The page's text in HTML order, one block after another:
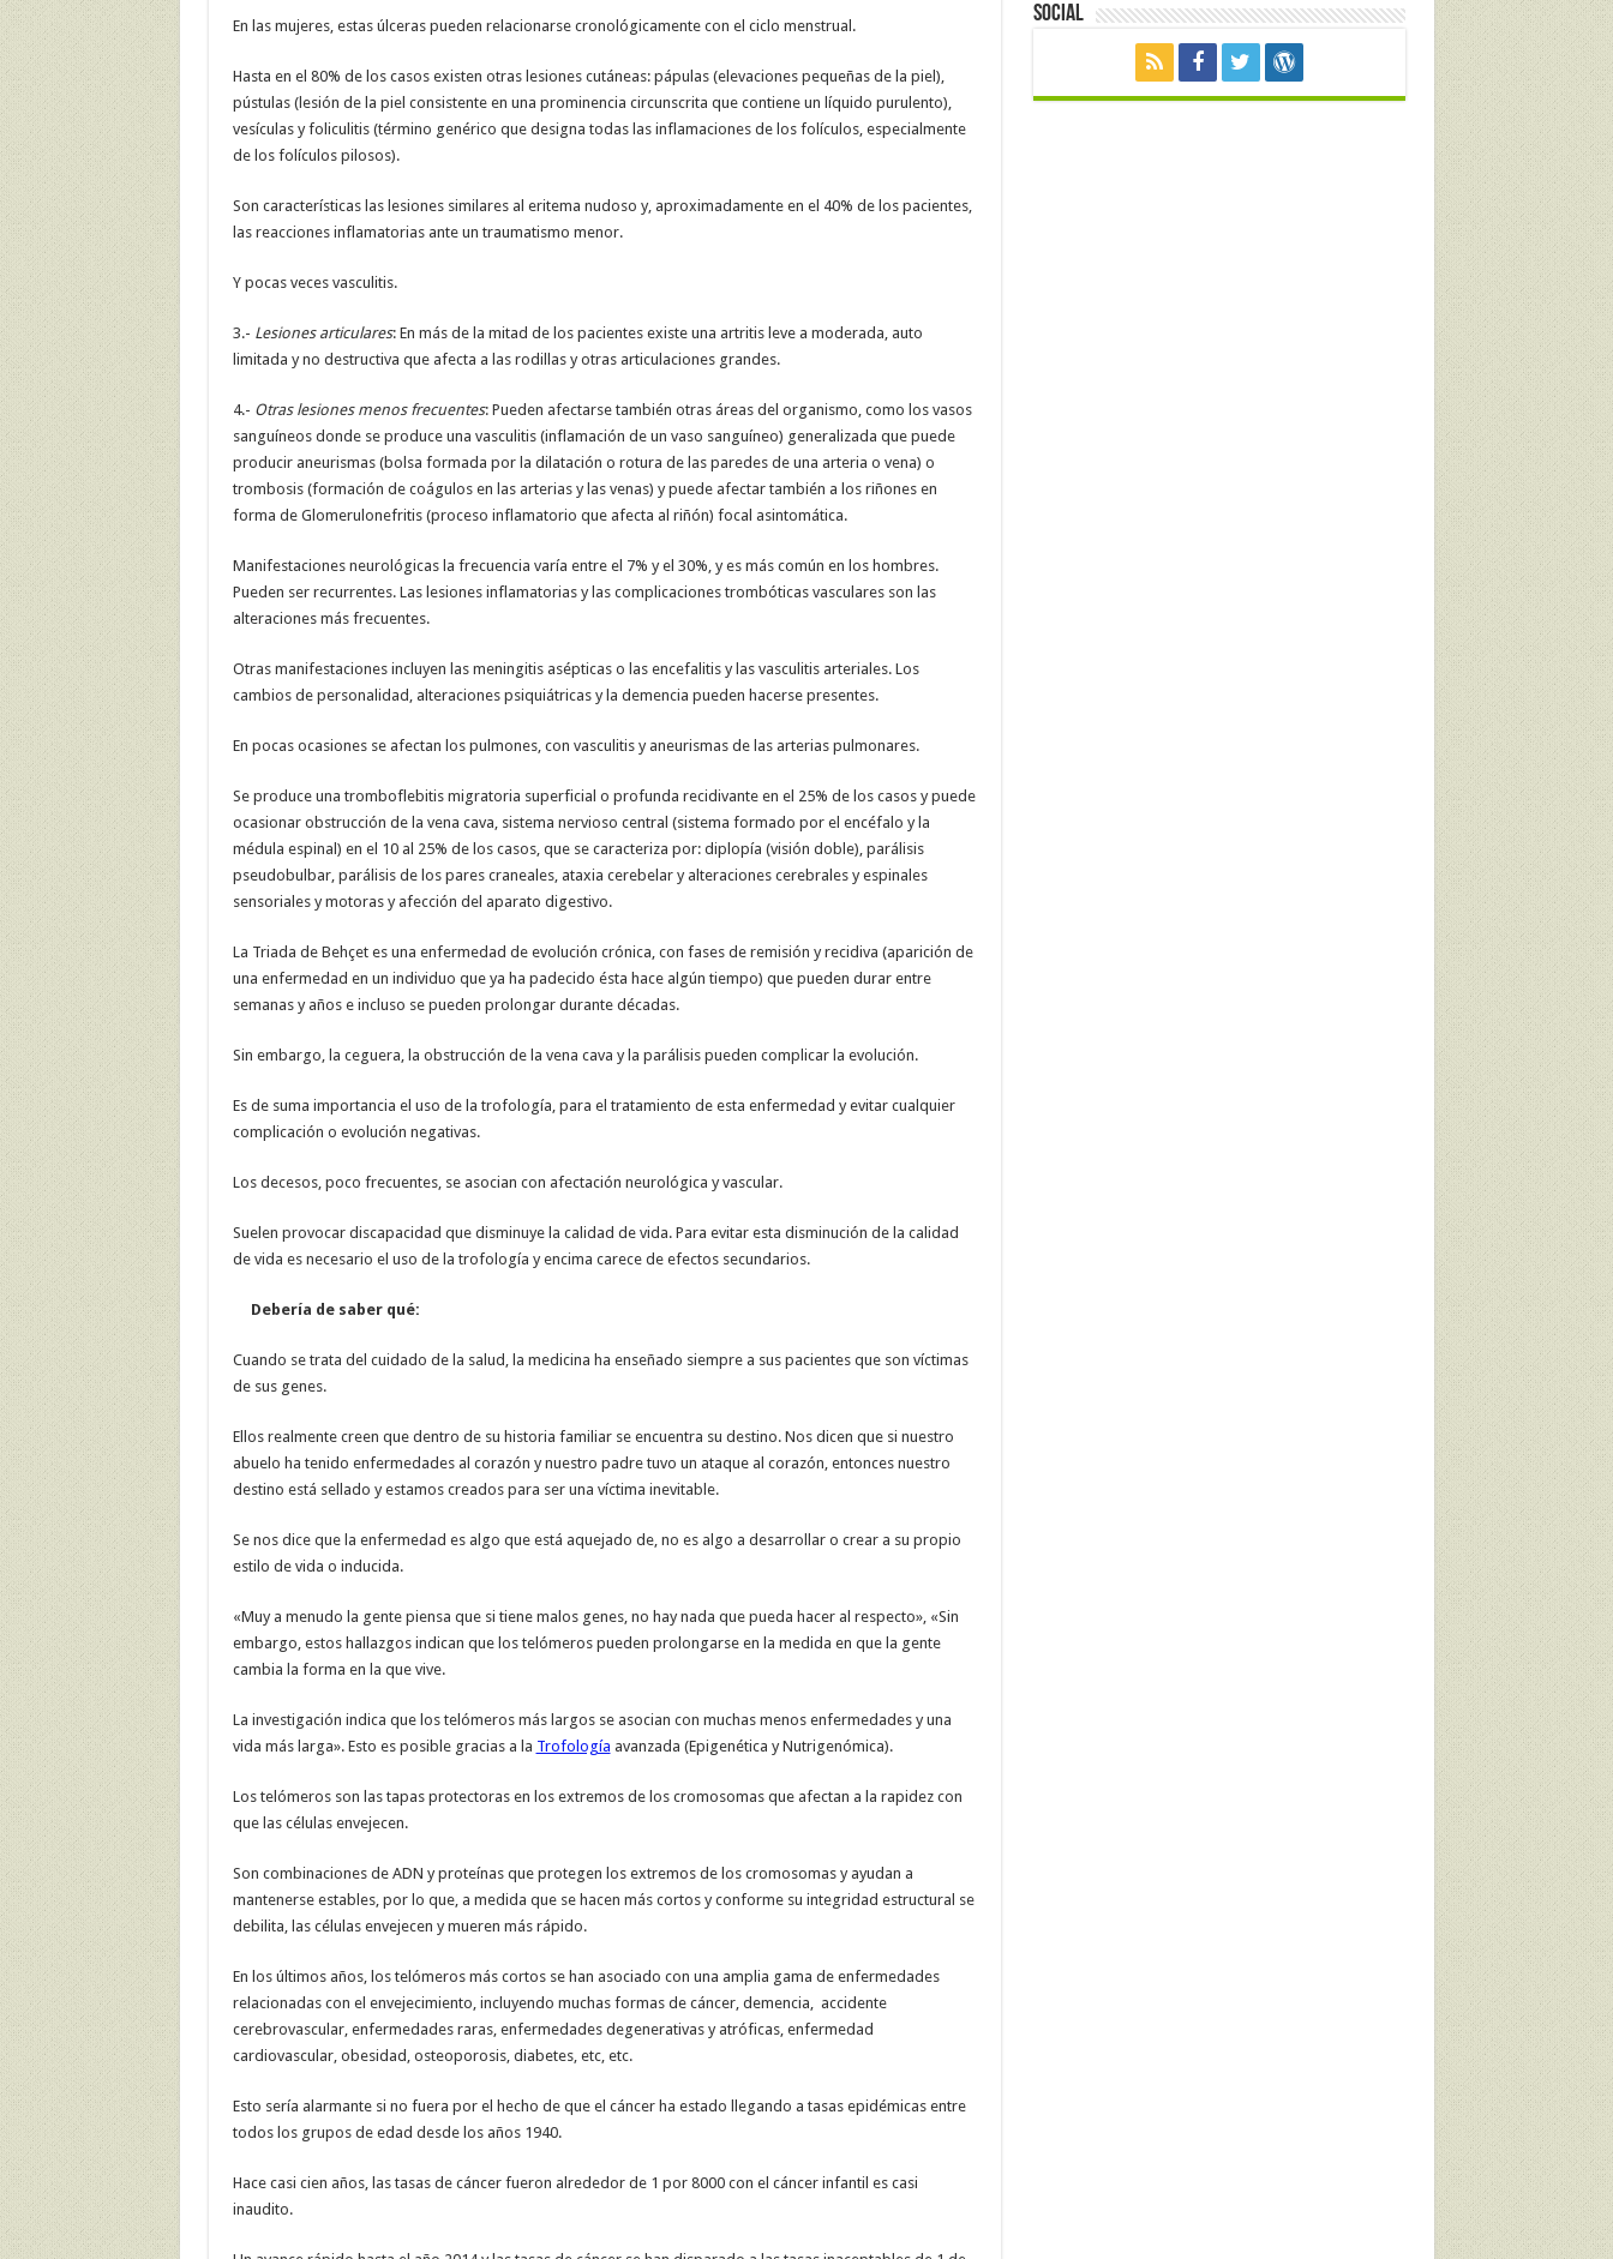
En las mujeres, estas úlceras pueden relacionarse cronológicamente con el ciclo menstrual.
Hasta en el 80% de los casos existen otras lesiones cutáneas: pápulas (elevaciones pequeñas de la piel),
pústulas (lesión de la piel consistente en una prominencia circunscrita que contiene un líquido purulento),
vesículas y foliculitis (término genérico que designa todas las inflamaciones de los folículos, especialmente
de los folículos pilosos).
Son características las lesiones similares al eritema nudoso y, aproximadamente en el 40% de los pacientes,
las reacciones inflamatorias ante un traumatismo menor.
Y pocas veces vasculitis.
3.- Lesiones articulares: En más de la mitad de los pacientes existe una artritis leve a moderada, auto
limitada y no destructiva que afecta a las rodillas y otras articulaciones grandes.
4.- Otras lesiones menos frecuentes: Pueden afectarse también otras áreas del organismo, como los vasos
sanguíneos donde se produce una vasculitis (inflamación de un vaso sanguíneo) generalizada que puede
producir aneurismas (bolsa formada por la dilatación o rotura de las paredes de una arteria o vena) o
trombosis (formación de coágulos en las arterias y las venas) y puede afectar también a los riñones en
forma de Glomerulonefritis (proceso inflamatorio que afecta al riñón) focal asintomática.
Manifestaciones neurológicas la frecuencia varía entre el 7% y el 30%, y es más común en los hombres.
Pueden ser recurrentes. Las lesiones inflamatorias y las complicaciones trombóticas vasculares son las
alteraciones más frecuentes.
Otras manifestaciones incluyen las meningitis asépticas o las encefalitis y las vasculitis arteriales. Los
cambios de personalidad, alteraciones psiquiátricas y la demencia pueden hacerse presentes.
En pocas ocasiones se afectan los pulmones, con vasculitis y aneurismas de las arterias pulmonares.
Se produce una tromboflebitis migratoria superficial o profunda recidivante en el 25% de los casos y puede
ocasionar obstrucción de la vena cava, sistema nervioso central (sistema formado por el encéfalo y la
médula espinal) en el 10 al 25% de los casos, que se caracteriza por: diplopía (visión doble), parálisis
pseudobulbar, parálisis de los pares craneales, ataxia cerebelar y alteraciones cerebrales y espinales
sensoriales y motoras y afección del aparato digestivo.
La Triada de Behçet es una enfermedad de evolución crónica, con fases de remisión y recidiva (aparición de
una enfermedad en un individuo que ya ha padecido ésta hace algún tiempo) que pueden durar entre
semanas y años e incluso se pueden prolongar durante décadas.
Sin embargo, la ceguera, la obstrucción de la vena cava y la parálisis pueden complicar la evolución.
Es de suma importancia el uso de la trofología, para el tratamiento de esta enfermedad y evitar cualquier
complicación o evolución negativas.
Los decesos, poco frecuentes, se asocian con afectación neurológica y vascular.
Suelen provocar discapacidad que disminuye la calidad de vida. Para evitar esta disminución de la calidad
de vida es necesario el uso de la trofología y encima carece de efectos secundarios.
Debería de saber qué:
Cuando se trata del cuidado de la salud, la medicina ha enseñado siempre a sus pacientes que son víctimas
de sus genes.
Ellos realmente creen que dentro de su historia familiar se encuentra su destino. Nos dicen que si nuestro
abuelo ha tenido enfermedades al corazón y nuestro padre tuvo un ataque al corazón, entonces nuestro
destino está sellado y estamos creados para ser una víctima inevitable.
Se nos dice que la enfermedad es algo que está aquejado de, no es algo a desarrollar o crear a su propio
estilo de vida o inducida.
«Muy a menudo la gente piensa que si tiene malos genes, no hay nada que pueda hacer al respecto», «Sin
embargo, estos hallazgos indican que los telómeros pueden prolongarse en la medida en que la gente
cambia la forma en la que vive.
La investigación indica que los telómeros más largos se asocian con muchas menos enfermedades y una
vida más larga». Esto es posible gracias a la Trofología avanzada (Epigenética y Nutrigenómica).
Los telómeros son las tapas protectoras en los extremos de los cromosomas que afectan a la rapidez con
que las células envejecen.
Son combinaciones de ADN y proteínas que protegen los extremos de los cromosomas y ayudan a
mantenerse estables, por lo que, a medida que se hacen más cortos y conforme su integridad estructural se
debilita, las células envejecen y mueren más rápido.
En los últimos años, los telómeros más cortos se han asociado con una amplia gama de enfermedades
relacionadas con el envejecimiento, incluyendo muchas formas de cáncer, demencia, accidente
cerebrovascular, enfermedades raras, enfermedades degenerativas y atróficas, enfermedad
cardiovascular, obesidad, osteoporosis, diabetes, etc, etc.
Esto sería alarmante si no fuera por el hecho de que el cáncer ha estado llegando a tasas epidémicas entre
todos los grupos de edad desde los años 1940.
Hace casi cien años, las tasas de cáncer fueron alrededor de 1 por 8000 con el cáncer infantil es casi
inaudito.
Social